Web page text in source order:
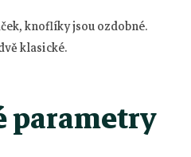
knoflíky jsou ozdobné.
klasické.
parametry